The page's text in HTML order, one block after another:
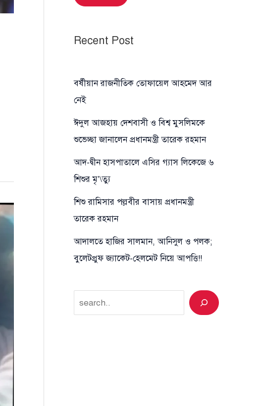
Recent Post
বর্ষীয়ান রাজনীতিক তোফায়েল আহমেদ আর
নেই
ঈদুল আজহায় দেশবাসী ও বিশ্ব মুসলিমকে
শুভেচ্ছা জানালেন প্রধানমন্ত্রী তারেক রহমান
আদ-দ্বীন হাসপাতালে এসির গ্যাস লিকেজে ৬
শিশুর মৃ’\ত্যু
শিশু রামিসার পল্লবীর বাসায় প্রধানমন্ত্রী
তারেক রহমান
আদালতে হাজির সালমান, আনিসুল ও পলক;
বুলেটপ্রুফ জ্যাকেট-হেলমেট নিয়ে আপত্তি!!